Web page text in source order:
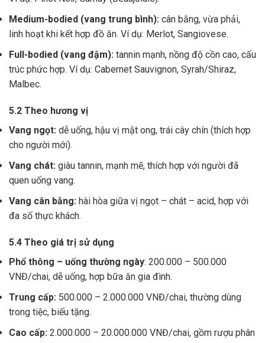
Medium-bodied (vang trung bình): cân bằng, vừa phải,
linh hoạt khi kết hợp đồ ăn. Ví dụ: Merlot, Sangiovese.
Full-bodied (vang đậm): tannin mạnh, nồng độ cồn cao, cấu
trúc phức hợp. Ví dụ: Cabernet Sauvignon, Syrah/Shiraz,
Malbec.
5.2 Theo hương vị
Vang ngọt: dễ uống, hậu vị mật ong, trái cây chín (thích hợp
cho người mới).
Vang chát: giàu tannin, mạnh mẽ, thích hợp với người đã
quen uống vang.
Vang cân bằng: hài hòa giữa vị ngọt – chát – acid, hợp với
đa số thực khách.
5.4 Theo giá trị sử dụng
Phổ thông – uống thường ngày: 200.000 – 500.000
VNĐ/chai, dễ uống, hợp bữa ăn gia đình.
Trung cấp: 500.000 – 2.000.000 VNĐ/chai, thường dùng
trong tiệc, biếu tặng.
Cao cấp: 2.000.000 – 20.000.000 VNĐ/chai, gồm rượu phân